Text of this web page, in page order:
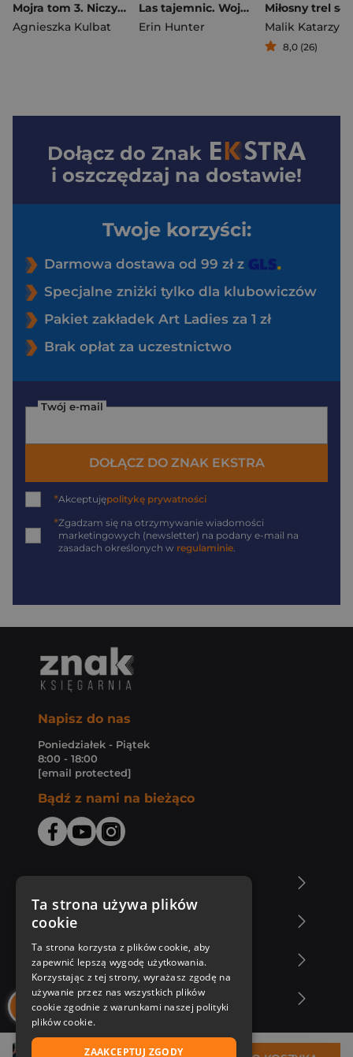
Mojra tom 3. Niczyja wojna
Agnieszka Kulbat
Las tajemnic. Wojownicy. Tom 3 wyd. ilustrowane
Erin Hunter
Miłosny trel
Malik Katarzyna
8,0 (26)
Dołącz do Znak
i oszczędzaj na dostawie!
Twoje korzyści:
Darmowa dostawa od 99 zł z
Specjalne zniżki tylko dla klubowiczów
Pakiet zakładek Art Ladies za 1 zł
Brak opłat za uczestnictwo
Twój e-mail
DOŁĄCZ DO ZNAK EKSTRA
*Akceptujępolitykę prywatności
*Zgadzam się na otrzymywanie wiadomości
marketingowych (newsletter) na podany e-mail na
zasadach określonych w regulaminie.
Napisz do nas
Poniedziałek - Piątek
8:00 - 18:00
[email protected]
Bądź z nami na bieżąco
Zakupy u nas
Nasza oferta
Nasi autorzy
Ta strona używa plików
cookie
Ta strona korzysta z plików cookie, aby
zapewnić lepszą wygodę użytkowania.
Korzystając z tej strony, wyrażasz zgodę na
używanie przez nas wszystkich plików
cookie zgodnie z warunkami naszej polityki
plików cookie.
ZAAKCEPTUJ ZGODY